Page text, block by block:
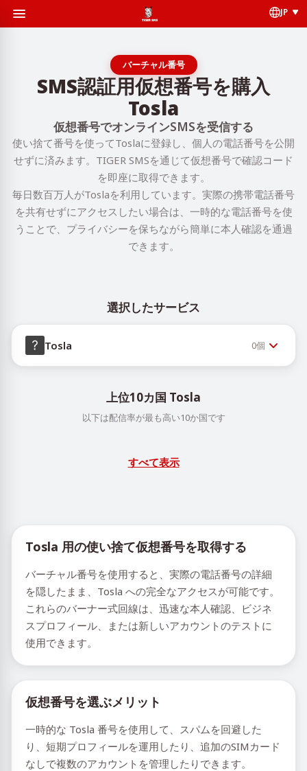
JP
バーチャル番号
SMS認証用仮想番号を購入
Tosla
仮想番号でオンラインSMSを受信する
使い捨て番号を使ってToslaに登録し、個人の電話番号を公開
せずに済みます。TIGER SMSを通じて仮想番号で確認コード
を即座に取得できます。
毎日数百万人がToslaを利用しています。実際の携帯電話番号
を共有せずにアクセスしたい場合は、一時的な電話番号を使
うことで、プライバシーを保ちながら簡単に本人確認を通過
できます。
選択したサービス
Tosla 0個
上位10カ国 Tosla
以下は配信率が最も高い10か国です
すべて表示
Tosla 用の使い捨て仮想番号を取得する
バーチャル番号を使用すると、実際の電話番号の詳細
を隠したまま、Tosla への完全なアクセスが可能です。
これらのバーナー式回線は、迅速な本人確認、ビジネ
スプロフィール、または新しいアカウントのテストに
使用できます。
仮想番号を選ぶメリット
一時的な Tosla 番号を使用して、スパムを回避した
り、短期プロフィールを運用したり、追加のSIMカード
なしで複数のアカウントを管理したりできます。